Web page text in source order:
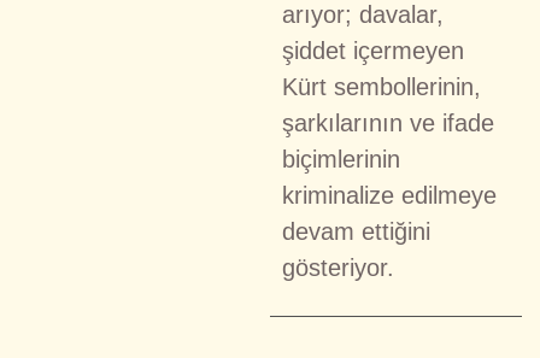
arıyor; davalar,
şiddet içermeyen
Kürt sembollerinin,
şarkılarının ve ifade
biçimlerinin
kriminalize edilmeye
devam ettiğini
gösteriyor.